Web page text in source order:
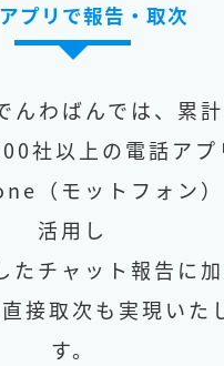
プリで報告・取次
んわばんでは、累
社以上の電話アプ
（モットフォン
活用し
たチャット報告に加
接取次も実現いた
す。